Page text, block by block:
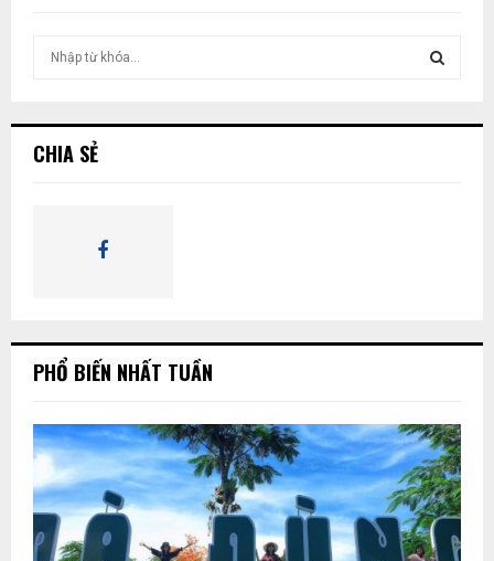
ế
CHIA SẺ
PHỔ BIẾN NHẤT TUẦN